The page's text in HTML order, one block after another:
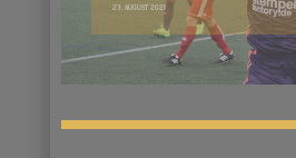
23. AUGUST 2021